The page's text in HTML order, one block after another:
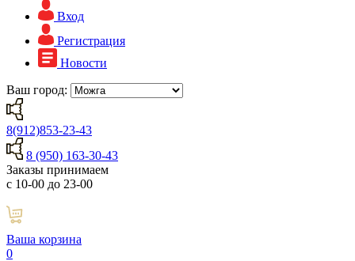
Вход
Регистрация
Новости
Ваш город:
8(912)853-23-43
8 (950) 163-30-43
Заказы принимаем
с 10-00 до 23-00
Ваша корзина
0